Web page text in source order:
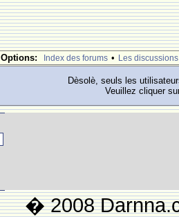
Options: Index des forums • Les discussions
Dèsolè, seuls les
Veuillez cliquer
� 2008